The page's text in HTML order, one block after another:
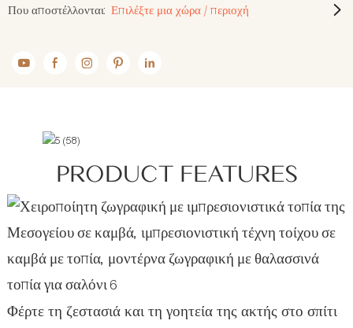
Που αποστέλλονται: Επιλέξτε μια χώρα / περιοχή
PRODUCT FEATURES
Φέρτε τη ζεστασιά και τη γοητεία της ακτής στο σπίτι